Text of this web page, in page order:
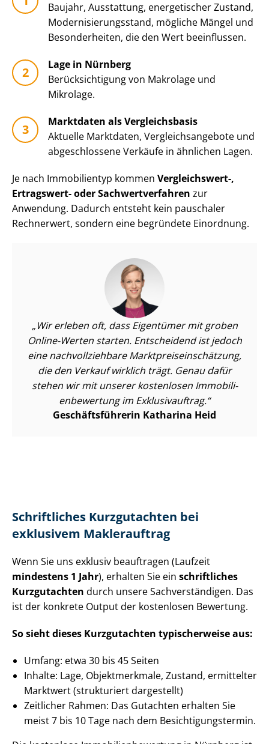
Baujahr, Ausstattung, energetischer Zustand,
Mo­der­ni­sie­rungs­stand, mögliche Mängel und
Besonderheiten, die den Wert beeinflussen.
Lage in Nürnberg
Be­rück­sich­ti­gung von Makrolage und
Mikrolage.
Marktdaten als Vergleichsbasis
Aktuelle Marktdaten, Ver­gleichs­an­ge­bo­te und
abgeschlossene Verkäufe in ähnlichen Lagen.
Je nach Immobilientyp kommen Vergleichswert-,
Ertragswert- oder Sach­wert­ver­fah­ren zur
Anwendung. Dadurch entsteht kein pauschaler
Rechnerwert, sondern eine begründete Einordnung.
Wir erleben oft, dass Eigentümer mit groben
Online-Werten starten. Entscheidend ist jedoch
eine nach­voll­zieh­ba­re Markt­preis­ein­schät­zung,
die den Verkauf wirklich trägt. Genau dafür
stehen wir mit unserer kostenlosen Im­mo­bi­li­
en­be­wer­tung im Exklusivauftrag.
Ge­schäfts­füh­re­rin Katharina Heid
Schriftliches Kurzgutachten bei
exklusivem Maklerauftrag
Wenn Sie uns exklusiv beauftragen (Laufzeit
mindestens 1 Jahr), erhalten Sie ein schriftliches
Kurzgutachten durch unsere Sach­ver­stän­di­gen. Das
ist der konkrete Output der kostenlosen Bewertung.
So sieht dieses Kurzgutachten typischerweise aus:
Umfang: etwa 30 bis 45 Seiten
Inhalte: Lage, Objektmerkmale, Zustand, ermittelter
Marktwert (strukturiert dargestellt)
Zeitlicher Rahmen: Das Gutachten erhalten Sie
meist 7 bis 10 Tage nach dem Be­sich­ti­gungs­ter­min.